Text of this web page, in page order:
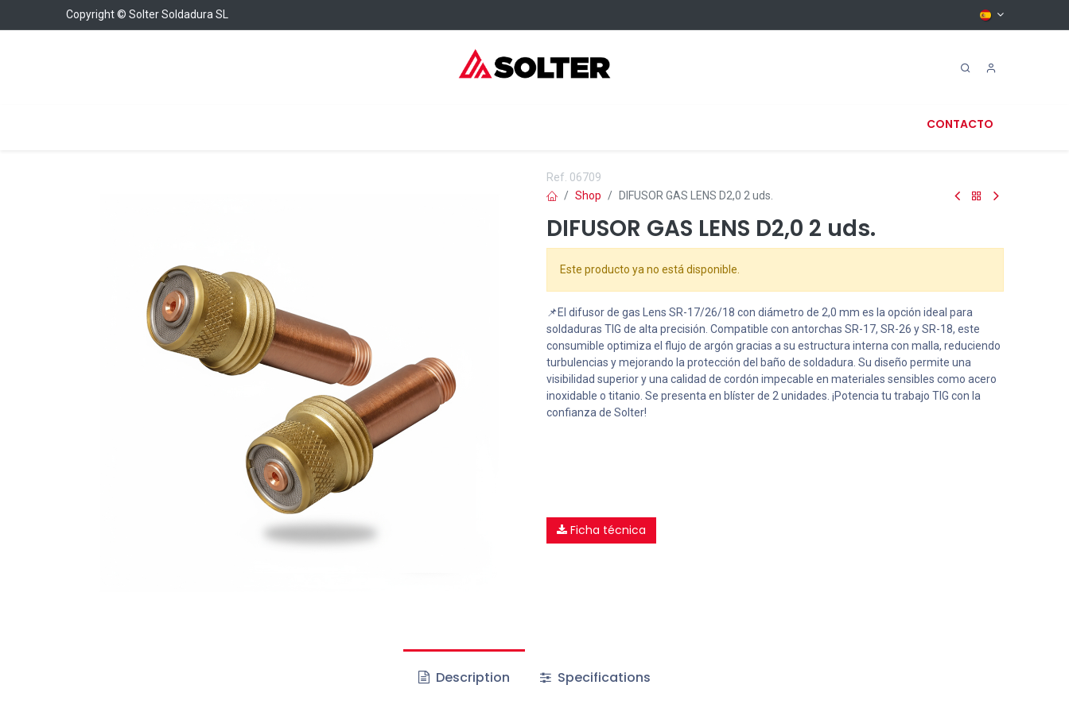
Copyright © Solter Soldadura SL
CONTACTO
Ref. 06709
Shop
DIFUSOR GAS LENS D2,0 2 uds.
DIFUSOR GAS LENS D2,0 2 uds.
Este producto ya no está disponible.
📌El difusor de gas Lens SR-17/26/18 con diámetro de 2,0 mm es la opción ideal para
soldaduras TIG de alta precisión. Compatible con antorchas SR-17, SR-26 y SR-18, este
consumible optimiza el flujo de argón gracias a su estructura interna con malla, reduciendo
turbulencias y mejorando la protección del baño de soldadura. Su diseño permite una
visibilidad superior y una calidad de cordón impecable en materiales sensibles como acero
inoxidable o titanio. Se presenta en blíster de 2 unidades. ¡Potencia tu trabajo TIG con la
confianza de Solter!
Ficha técnica
Description Specifications